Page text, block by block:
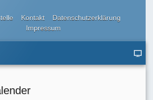
Kontakt
Datenschutzerklärung
Impressum